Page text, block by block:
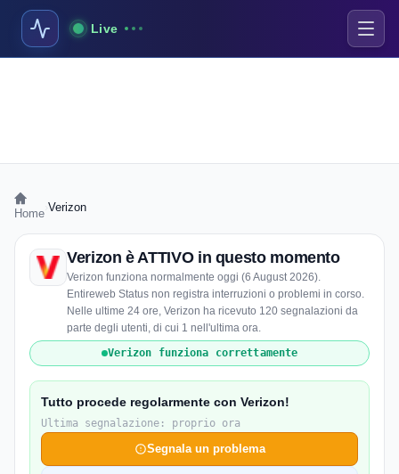
Live
Home Verizon
Verizon è ATTIVO in questo momento
Verizon funziona normalmente oggi (6 August 2026).
Entireweb Status non registra interruzioni o problemi in corso.
Nelle ultime 24 ore, Verizon ha ricevuto 120 segnalazioni da
parte degli utenti, di cui 1 nell'ultima ora.
Verizon funziona correttamente
Tutto procede regolarmente con Verizon!
Ultima segnalazione: proprio ora
Segnala un problema